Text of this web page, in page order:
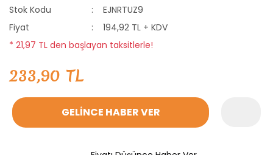
Stok Kodu
EJNRTUZ9
Fiyat
194,92 TL + KDV
* 21,97 TL den başlayan taksitlerle!
233,90 TL
GELİNCE HABER VER